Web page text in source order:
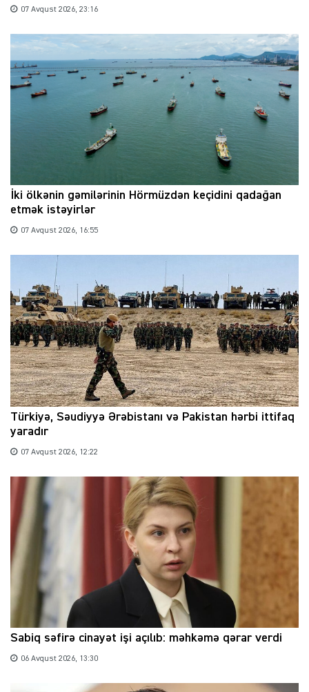
07 Avqust 2026, 23:16
İki ölkənin gəmilərinin Hörmüzdən keçidini qadağan
etmək istəyirlər
07 Avqust 2026, 16:55
Türkiyə, Səudiyyə Ərəbistanı və Pakistan hərbi ittifaq
yaradır
07 Avqust 2026, 12:22
Sabiq səfirə cinayət işi açılıb: məhkəmə qərar verdi
06 Avqust 2026, 13:30